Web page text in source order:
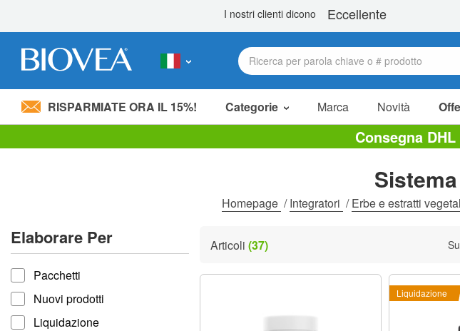
Nota:
accessibilità.
Premi
Control-
F11
per
adattare
RISPARMIATE ORA IL 15%! Categorie Marca Novità
Consegna
Homepage /Integratori /Erbe e estratti
Elaborare Per
Elaborare per
Pacchetti
Nuovi prodotti
Liquidazione
Articoli (37)
Liquidazione